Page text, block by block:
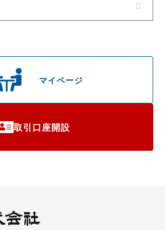
マイページ
取引口座開設